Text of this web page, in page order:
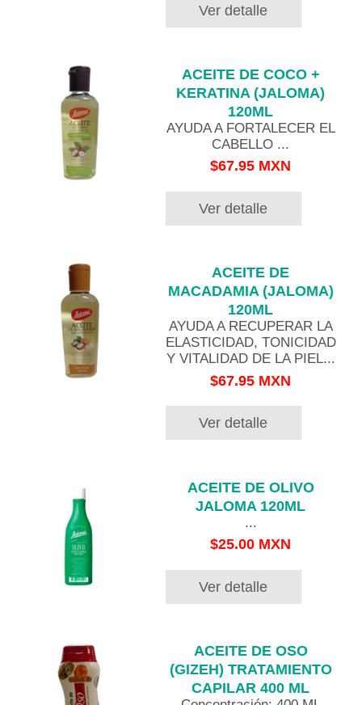
Ver detalle
ACEITE DE COCO +
KERATINA (JALOMA)
120ML
AYUDA A FORTALECER EL
CABELLO ...
$67.95 MXN
Ver detalle
ACEITE DE
MACADAMIA (JALOMA)
120ML
AYUDA A RECUPERAR LA
ELASTICIDAD, TONICIDAD
Y VITALIDAD DE LA PIEL...
$67.95 MXN
Ver detalle
ACEITE DE OLIVO
JALOMA 120ML
...
$25.00 MXN
Ver detalle
ACEITE DE OSO
(GIZEH) TRATAMIENTO
CAPILAR 400 ML